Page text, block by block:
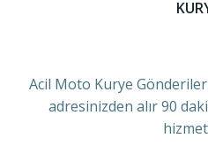
Acil Moto Kurye
adresinizden alır 90